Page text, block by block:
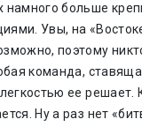
намного больше
Увы, на
поэтому
команда,
ее решает.
Ну а раз нет